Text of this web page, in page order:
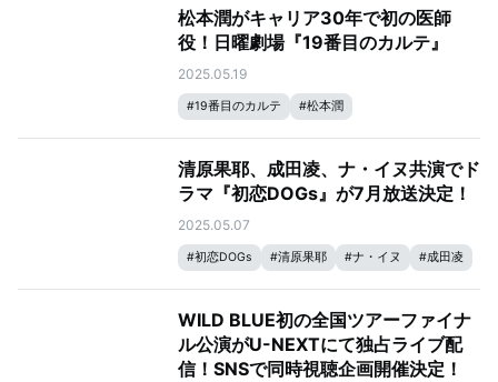
松本潤がキャリア30年で初の医師
役！日曜劇場『19番目のカルテ』
2025.05.19
#19番目のカルテ #松本潤
清原果耶、成田凌、ナ・イヌ共演でド
ラマ『初恋DOGs』が7月放送決定！
2025.05.07
#初恋DOGs #清原果耶 #ナ・イヌ #成田凌
WILD BLUE初の全国ツアーファイナ
ル公演がU-NEXTにて独占ライブ配
信！SNSで同時視聴企画開催決定！